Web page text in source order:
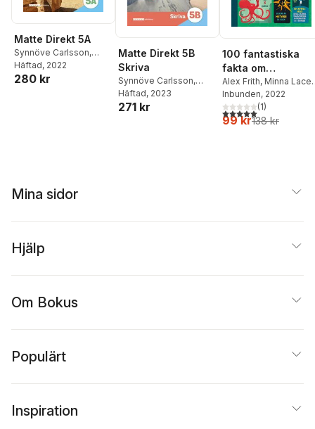
Matte Direkt 5A
Synnöve Carlsson,
Pernilla Falck
Häftad, 2022
280 kr
Matte Direkt 5B
Skriva
Synnöve Carlsson,
Pernilla Falck
Häftad, 2023
271 kr
100 fantastiska
fakta om
naturvetenskap
Alex Frith, Minna
Jerome Martin,
Jonathan Melmoth
Inbunden, 2022
5,0utav 5 stjärnor.
(1)
99 kr138 kr
Mina sidor
Hjälp
Om Bokus
Populärt
Inspiration